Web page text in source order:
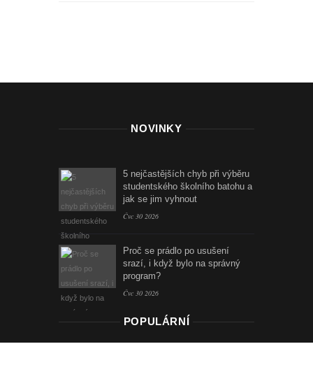
NOVINKY
5 nejčastějších chyb při výběru
studentského školního batohu a
jak se jim vyhnout
Čvc 30 2026
Proč se prádlo po usušení
srazí, i když bylo na správný
program?
Čvc 30 2026
POPULÁRNÍ